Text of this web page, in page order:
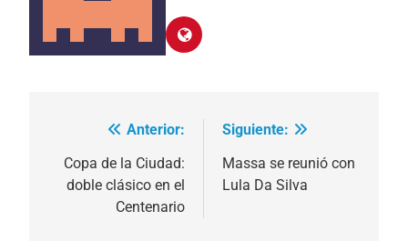
Navegación
de
entradas
Anterior:
Copa de la Ciudad:
doble clásico en el
Centenario
Siguiente:
Massa se reunió con
Lula Da Silva